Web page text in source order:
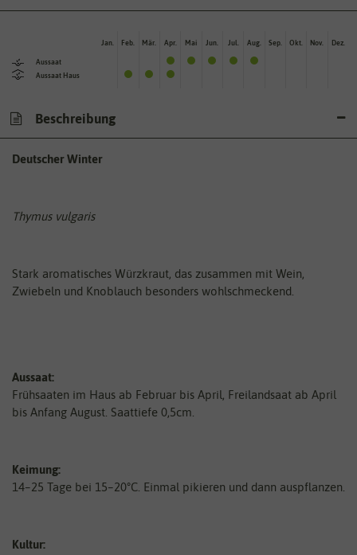
Aussaat
Aussaat Haus
Jan. Feb. Mär. Apr. Mai Jun. Jul. Aug. Sep. Okt. Nov. Dez.
Beschreibung
Deutscher Winter
Thymus vulgaris
Stark aromatisches Würzkraut, das zusammen mit Wein,
Zwiebeln und Knoblauch besonders wohlschmeckend.
Aussaat:
Frühsaaten im Haus ab Februar bis April, Freilandsaat ab April
bis Anfang August. Saattiefe 0,5cm.
Keimung:
14–25 Tage bei 15–20°C. Einmal pikieren und dann auspflanzen.
Kultur: